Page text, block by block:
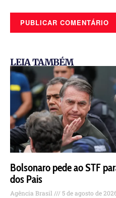
LEIA TAMBÉM
Bolsonaro pede ao STF
dos Pais
Agência Brasil 5 de agosto de